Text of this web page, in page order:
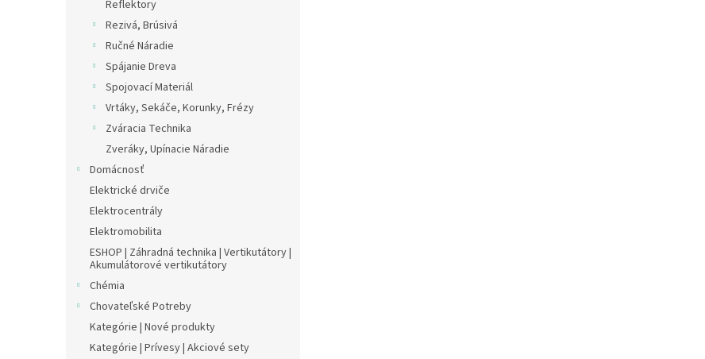
Reflektory
Rezivá, Brúsivá
Ručné Náradie
Spájanie Dreva
Spojovací Materiál
Vrtáky, Sekáče, Korunky, Frézy
Zváracia Technika
Zveráky, Upínacie Náradie
Domácnosť
Elektrické drviče
Elektrocentrály
Elektromobilita
ESHOP | Záhradná technika | Vertikutátory |
Akumulátorové vertikutátory
Chémia
Chovateľské Potreby
Kategórie | Nové produkty
Kategórie | Prívesy | Akciové sety